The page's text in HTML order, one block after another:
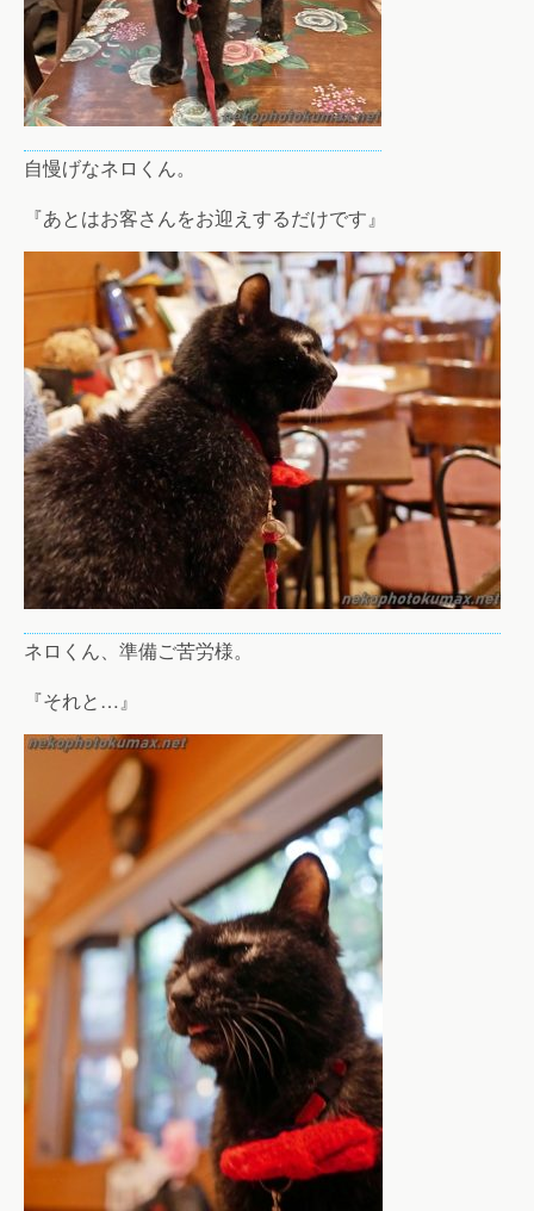
自慢げなネロくん。
『あとはお客さんをお迎えするだけです』
ネロくん、準備ご苦労様。
『それと…』